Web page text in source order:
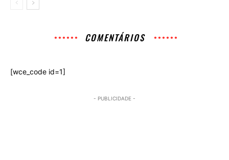
COMENTÁRIOS
[wce_code id=1]
- PUBLICIDADE -